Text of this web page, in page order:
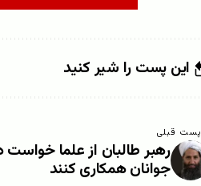
این پست را شیر کنید
پست قبلی
رهبر طالبان از علما
جوانان همکاری کنند